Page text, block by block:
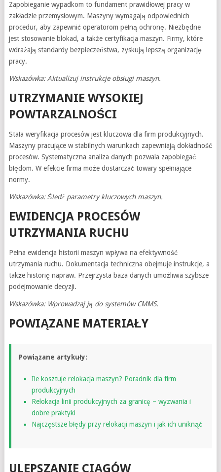
Zapobieganie wypadkom to fundament prawidłowej pracy w
zakładzie przemysłowym. Maszyny wymagają odpowiednich
procedur, aby zapewnić operatorom pełną ochronę. Niezbędne
jest stosowanie blokad, a także certyfikacja maszyn. Firmy, które
wdrażają standardy bezpieczeństwa, zyskują lepszą organizację
pracy.
Wskazówka: Aktualizuj instrukcje obsługi maszyn.
UTRZYMANIE WYSOKIEJ
POWTARZALNOŚCI
Stała weryfikacja procesów jest kluczowa dla firm produkcyjnych.
Maszyny pracujące w stabilnych warunkach zapewniają dokładność
procesów. Systematyczna analiza danych pozwala zapobiegać
błędom. W efekcie firma może dostarczać towary spełniające
normy.
Wskazówka: Śledź parametry kluczowych maszyn.
EWIDENCJA PROCESÓW
UTRZYMANIA RUCHU
Pełna ewidencja historii maszyn wpływa na efektywność
utrzymania ruchu. Dokumentacja techniczna obejmuje instrukcje, a
także historię napraw. Przejrzysta baza danych umożliwia szybsze
podejmowanie decyzji.
Wskazówka: Wprowadzaj ją do systemów CMMS.
POWIĄZANE MATERIAŁY
Powiązane artykuły:
Ile kosztuje relokacja maszyn? Poradnik dla firm
produkcyjnych
Relokacja linii produkcyjnych za granicę – wyzwania i
dobre praktyki
Najczęstsze błędy przy relokacji maszyn i jak ich uniknąć
ULEPSZANIE CIĄGÓW